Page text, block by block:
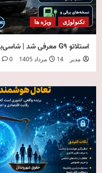
تکنولوژی ویژه ها
استلاتو G9 معرفی شد | شاسی‌بلند لوکس هواوی با برد ۱۳۶۶ کیلومتر
مدیر 14 مرداد 1405 0